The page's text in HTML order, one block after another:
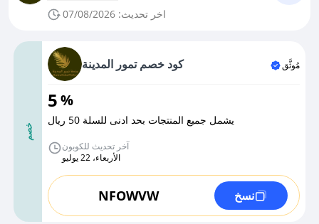
اخر تحديث: 07/08/2026
خصم
كود خصم تمور المدينة مُوثَّق
5%
يشمل جميع المنتجات بحد ادنى للسلة 50 ريال
آخر تحديث للكوبون
الأربعاء، 22 يوليو
NFOWVW نسخ